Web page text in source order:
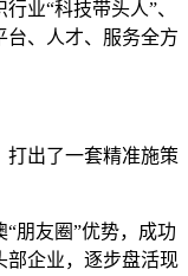
业“科技带头人”、
台、人才、服务全方
出了一套精准施策
“朋友圈”优势，成功
部企业，逐步盘活现